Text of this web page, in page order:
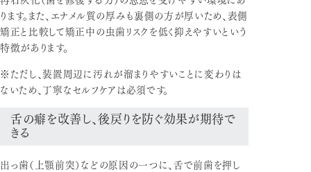
ります。また、エナメル質の厚みも裏側の方が厚いため、表側
矯正と比較して矯正中の虫歯リスクを低く抑えやすいという
特徴があります。
※ただし、装置周辺に汚れが溜まりやすいことに変わりは
ないため、丁寧なセルフケアは必須です。
舌の癖を改善し、後戻りを防ぐ効果が期待で
きる
出っ歯（上顎前突）などの原因の一つに、舌で前歯を押し